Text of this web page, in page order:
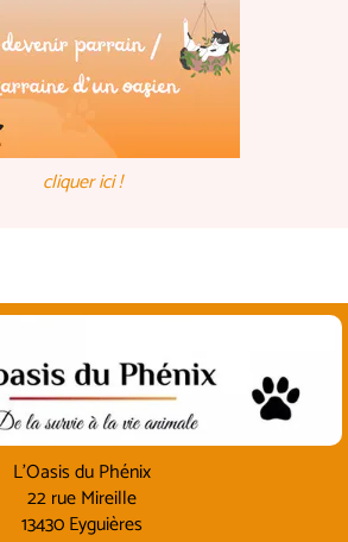
cliquer ici !
L'Oasis du Phénix
22 rue Mireille
13430 Eyguières